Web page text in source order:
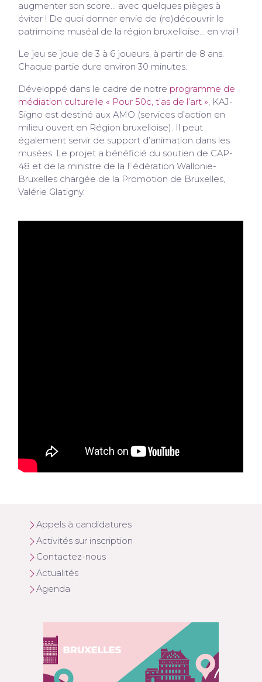
augmenter son score… avec quelques pièges à
éviter ! De quoi donner envie de (re)découvrir le
patrimoine muséal de la région bruxelloise… en vrai !
Le jeu se joue de 3 à 6 joueurs, à partir de 8 ans.
Chaque partie dure environ 30 minutes.
Développé dans le cadre de notre programme de
médiation culturelle « Pour 50c, t’as de l’art », KAJ-
Signo est destiné aux AMO (services d’action en
milieu ouvert en Région bruxelloise). Il peut
également servir de support d’animation dans les
musées. Le projet a bénéficié du soutien de CAP-
48 et de la ministre de la Fédération Wallonie-
Bruxelles chargée de la Promotion de Bruxelles,
Valérie Glatigny.
Appels à candidatures
Activités sur inscription
Contactez-nous
Actualités
Agenda